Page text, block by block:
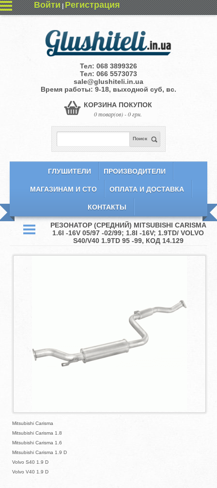
Войти|Регистрация
Тел: 068 3899326
Тел: 066 5573073
sale@glushiteli.in.ua
Время работы: 9-18, выходной суб, вс.
КОРЗИНА ПОКУПОК
0 товар(ов) - 0 грн.
Поиск
ГЛУШИТЕЛИ ПРОИЗВОДИТЕЛИ
МАГАЗИНАМ И СТО ОПЛАТА И ДОСТАВКА
КОНТАКТЫ
РЕЗОНАТОР (СРЕДНИЙ) MITSUBISHI CARISMA
1.6I -16V 05/97 -02/99; 1.8I -16V; 1.9TD/ VOLVO
S40/V40 1.9TD 95 -99, КОД 14.129
Mitsubishi Carisma
Mitsubishi Carisma 1.8
Mitsubishi Carisma 1.6
Mitsubishi Carisma 1.9 D
Volvo S40 1.9 D
Volvo V40 1.9 D